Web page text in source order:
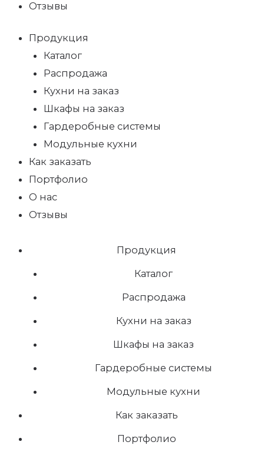
Отзывы
Продукция
Каталог
Распродажа
Кухни на заказ
Шкафы на заказ
Гардеробные системы
Модульные кухни
Как заказать
Портфолио
О нас
Отзывы
Продукция
Каталог
Распродажа
Кухни на заказ
Шкафы на заказ
Гардеробные системы
Модульные кухни
Как заказать
Портфолио